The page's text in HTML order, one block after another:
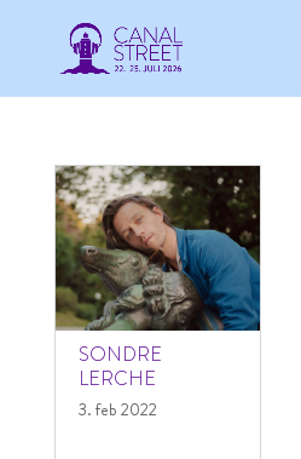
SONDRE
LERCHE
3. feb 2022